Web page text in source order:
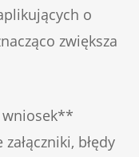
o
zwiększa
wniosek**
błędy